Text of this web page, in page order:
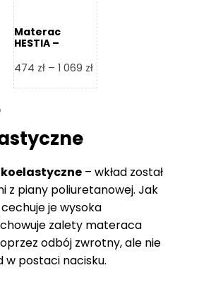
Materac
HESTIA –
474 zł – 1 069 złZakres
cen:
069 zł
– wkład został
z piany poliuretanowej. Jak
je wysoka
zalety materaca
odbój zwrotny, ale nie
w postaci nacisku.